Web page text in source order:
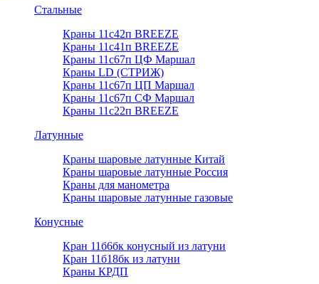
Стальные
Краны 11с42п BREEZE
Краны 11с41п BREEZE
Краны 11с67п ЦФ Маршал
Краны LD (СТРИЖ)
Краны 11с67п ЦП Маршал
Краны 11с67п СФ Маршал
Краны 11с22п BREEZE
Латунные
Краны шаровые латунные Китай
Краны шаровые латунные Россия
Краны для манометра
Краны шаровые латунные газовые
Конусные
Кран 11б6бк конусный из латуни
Кран 11б18бк из латуни
Краны КРДП